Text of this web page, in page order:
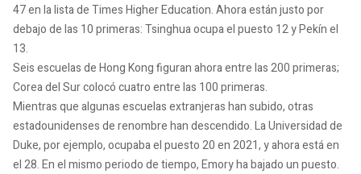
47 en la lista de Times Higher Education. Ahora están justo por
debajo de las 10 primeras: Tsinghua ocupa el puesto 12 y Pekín el
13.
Seis escuelas de Hong Kong figuran ahora entre las 200 primeras;
Corea del Sur colocó cuatro entre las 100 primeras.
Mientras que algunas escuelas extranjeras han subido, otras
estadounidenses de renombre han descendido. La Universidad de
Duke, por ejemplo, ocupaba el puesto 20 en 2021, y ahora está en
el 28. En el mismo periodo de tiempo, Emory ha bajado un puesto.